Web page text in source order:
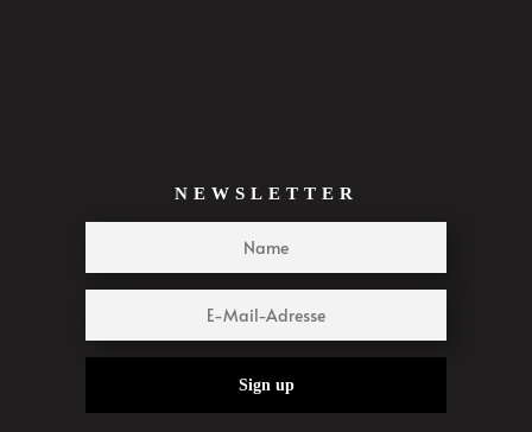
NEWSLETTER
Sign up